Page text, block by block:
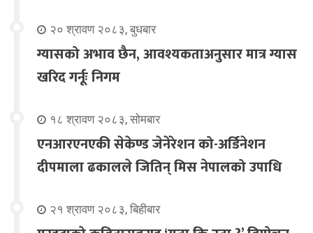
२० श्रावण २०८३, बुधबार
ग्यासको अभाव छैन, आवश्यकताअनुसार मात्र ग्यास
खरिद गर्नूः निगम
१८ श्रावण २०८३, सोमबार
एनआरएनएकी सेकेण्ड जेनेरेशन को-अर्डिनेशन
दीपमाला ढकालले जितिन् मिस नेपालको उपाधि
२१ श्रावण २०८३, बिहीबार